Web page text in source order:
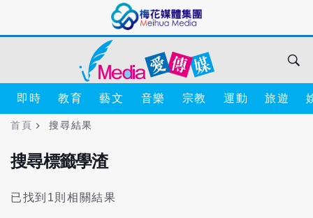
即時 教育 藝文 音樂 宗教 運動 旅遊
首頁 搜尋結果
搜尋標籤學渣
已找到1則相關結果